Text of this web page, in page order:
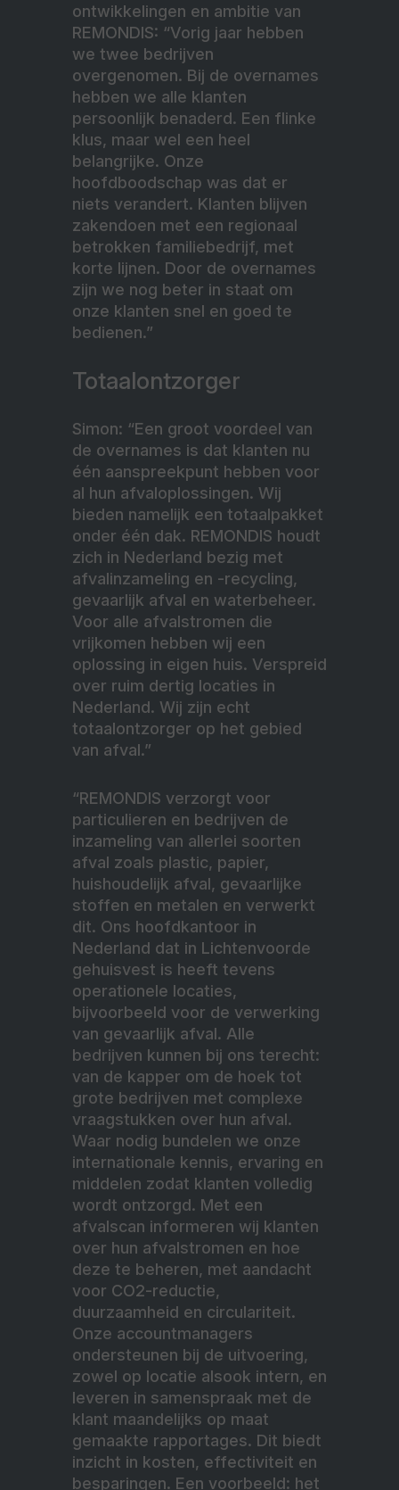
ontwikkelingen en ambitie van
REMONDIS: “Vorig jaar hebben
we twee bedrijven
overgenomen. Bij de overnames
hebben we alle klanten
persoonlijk benaderd. Een flinke
klus, maar wel een heel
belangrijke. Onze
hoofdboodschap was dat er
niets verandert. Klanten blijven
zakendoen met een regionaal
betrokken familiebedrijf, met
korte lijnen. Door de overnames
zijn we nog beter in staat om
onze klanten snel en goed te
bedienen.”
Totaalontzorger
Simon: “Een groot voordeel van
de overnames is dat klanten nu
één aanspreekpunt hebben voor
al hun afvaloplossingen. Wij
bieden namelijk een totaalpakket
onder één dak. REMONDIS houdt
zich in Nederland bezig met
afvalinzameling en -recycling,
gevaarlijk afval en waterbeheer.
Voor alle afvalstromen die
vrijkomen hebben wij een
oplossing in eigen huis. Verspreid
over ruim dertig locaties in
Nederland. Wij zijn echt
totaalontzorger op het gebied
van afval.”
“REMONDIS verzorgt voor
particulieren en bedrijven de
inzameling van allerlei soorten
afval zoals plastic, papier,
huishoudelijk afval, gevaarlijke
stoffen en metalen en verwerkt
dit. Ons hoofdkantoor in
Nederland dat in Lichtenvoorde
gehuisvest is heeft tevens
operationele locaties,
bijvoorbeeld voor de verwerking
van gevaarlijk afval. Alle
bedrijven kunnen bij ons terecht:
van de kapper om de hoek tot
grote bedrijven met complexe
vraagstukken over hun afval.
Waar nodig bundelen we onze
internationale kennis, ervaring en
middelen zodat klanten volledig
wordt ontzorgd. Met een
afvalscan informeren wij klanten
over hun afvalstromen en hoe
deze te beheren, met aandacht
voor CO2-reductie,
duurzaamheid en circulariteit.
Onze accountmanagers
ondersteunen bij de uitvoering,
zowel op locatie alsook intern, en
leveren in samenspraak met de
klant maandelijks op maat
gemaakte rapportages. Dit biedt
inzicht in kosten, effectiviteit en
besparingen. Een voorbeeld: het